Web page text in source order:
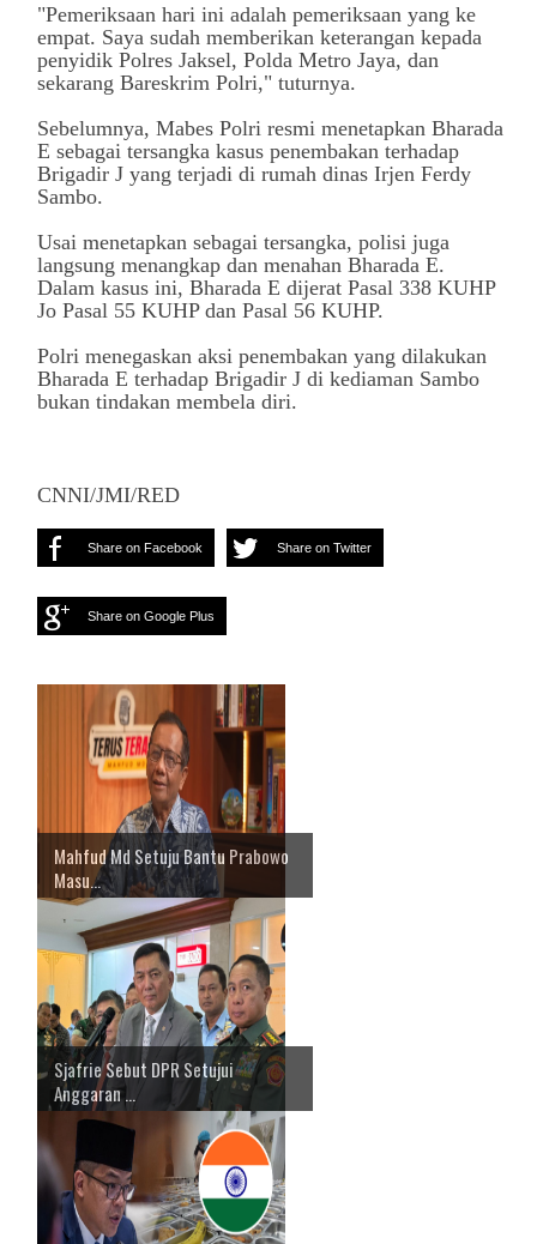
"Pemeriksaan hari ini adalah pemeriksaan yang ke
empat. Saya sudah memberikan keterangan kepada
penyidik Polres Jaksel, Polda Metro Jaya, dan
sekarang Bareskrim Polri," tuturnya.
Sebelumnya, Mabes Polri resmi menetapkan Bharada
E sebagai tersangka kasus penembakan terhadap
Brigadir J yang terjadi di rumah dinas Irjen Ferdy
Sambo.
Usai menetapkan sebagai tersangka, polisi juga
langsung menangkap dan menahan Bharada E.
Dalam kasus ini, Bharada E dijerat Pasal 338 KUHP
Jo Pasal 55 KUHP dan Pasal 56 KUHP.
Polri menegaskan aksi penembakan yang dilakukan
Bharada E terhadap Brigadir J di kediaman Sambo
bukan tindakan membela diri.
CNNI/JMI/RED
Share on Facebook Share on Twitter
Share on Google Plus
Mahfud Md Setuju Bantu Prabowo
Masu...
Sjafrie Sebut DPR Setujui
Anggaran ...